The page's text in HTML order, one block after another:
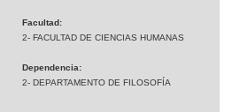
Facultad:
2- FACULTAD DE CIENCIAS HUMANAS
Dependencia:
2- DEPARTAMENTO DE FILOSOFÍA